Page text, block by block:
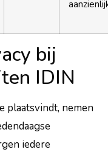
bij
IDIN
plaatsvindt, nemen
iedere